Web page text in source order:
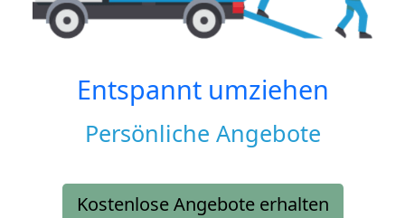
Entspannt umziehen
Persönliche Angebote
Kostenlose Angebote erhalten